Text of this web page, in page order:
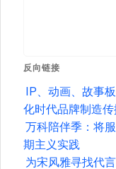
反向链接
IP、动画、故事
化时代品牌制造
万科陪伴季：将
期主义实践
为宋风雅寻找代